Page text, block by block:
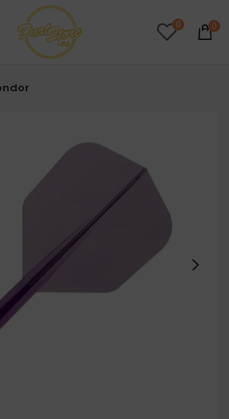
0 0